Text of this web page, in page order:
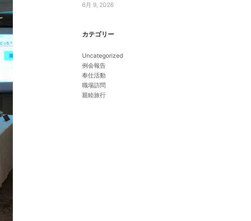
6月 9, 2026
カテゴリー
Uncategorized
例会報告
奉仕活動
職場訪問
親睦旅行